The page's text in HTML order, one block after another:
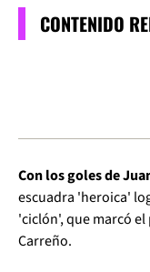
CONTENIDO
Con los goles de
escuadra 'heroica'
'ciclón', que marcó
Carreño.